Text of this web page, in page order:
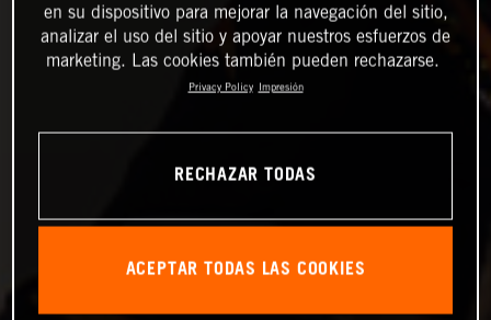
en su dispositivo para mejorar la navegación del sitio,
analizar el uso del sitio y apoyar nuestros esfuerzos de
marketing. Las cookies también pueden rechazarse.
Privacy Policy Impresión
RECHAZAR TODAS
ACEPTAR TODAS LAS COOKIES